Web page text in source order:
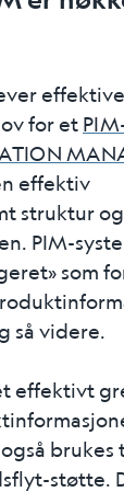
for et
effektiv
struktur
PIM-
som
så videre.
effektivt
også brukes
støtte.